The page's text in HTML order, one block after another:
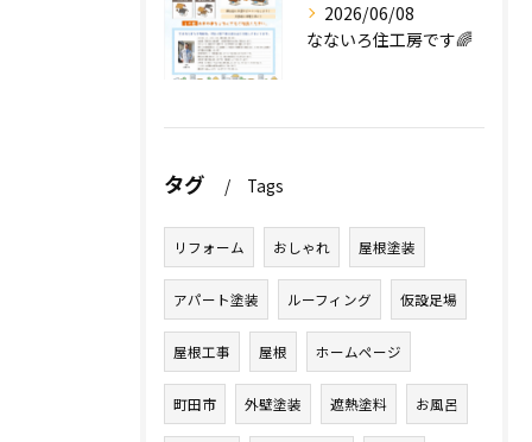
2026/06/08
なないろ住工房です🌈
タグ Tags
リフォーム おしゃれ 屋根塗装
アパート塗装 ルーフィング 仮設足場
屋根工事 屋根 ホームページ
町田市 外壁塗装 遮熱塗料 お風呂